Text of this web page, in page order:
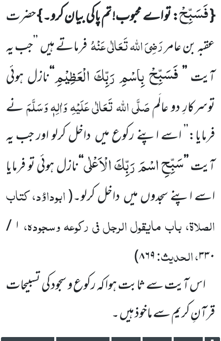
{فَسَبِّحْ: تو اے محبوب! تم پاکی بیان کرو۔}حضرت
عقبہ بن عامررَضِیَ اللہ تَعَالٰی عَنْہُفرماتے ہیں’’جب یہ
آیت’’فَسَبِّحْ بِاسْمِ رَبِّكَ الْعَظِیْمِ‘‘نازل ہوئی
توسرکارِ دو عالَمصَلَّی اللہ تَعَالٰی عَلَیْہِ وَاٰلِہٖ وَسَلَّمَنے
فرمایا:’’ اسے اپنے رکوع میںداخل کرلو اور جب یہ
آیت’’سَبِّحِ اسْمَ رَبِّكَ الْاَعْلٰی‘‘نازل ہوئی تو فرمایا
اسے اپنے سجدوں میںداخل کرلو۔(ابوداؤد، کتاب
الصلاۃ، باب مایقول الرجل فی رکوعہ وسجودہ، ۱/
۳۳۰، الحدیث:۸۶۹)
اس آیت سے ثابت ہوا کہ رکوع و سجود کی تسبیحات
قرآنِ کریم سے ماخوذ ہیں ۔